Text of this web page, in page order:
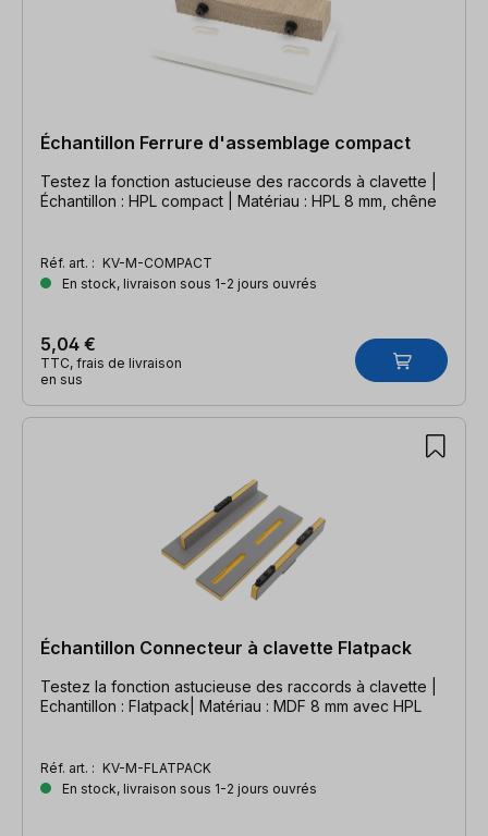
Échantillon Ferrure d'assemblage compact
Testez la fonction astucieuse des raccords à clavette |
Échantillon : HPL compact | Matériau : HPL 8 mm, chêne
Réf. art. : KV-M-COMPACT
En stock, livraison sous 1-2 jours ouvrés
5,04 €
TTC, frais de livraison
en sus
Échantillon Connecteur à clavette Flatpack
Testez la fonction astucieuse des raccords à clavette |
Echantillon : Flatpack| Matériau : MDF 8 mm avec HPL
Réf. art. : KV-M-FLATPACK
En stock, livraison sous 1-2 jours ouvrés